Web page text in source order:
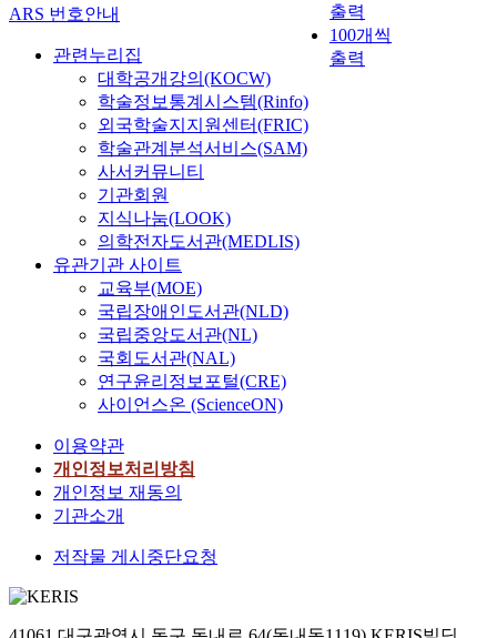
출력
100개씩
출력
ARS 번호안내
관련누리집
대학공개강의(KOCW)
학술정보통계시스템(Rinfo)
외국학술지지원센터(FRIC)
학술관계분석서비스(SAM)
사서커뮤니티
기관회원
지식나눔(LOOK)
의학전자도서관(MEDLIS)
유관기관 사이트
교육부(MOE)
국립장애인도서관(NLD)
국립중앙도서관(NL)
국회도서관(NAL)
연구윤리정보포털(CRE)
사이언스온 (ScienceON)
이용약관
개인정보처리방침
개인정보 재동의
기관소개
저작물 게시중단요청